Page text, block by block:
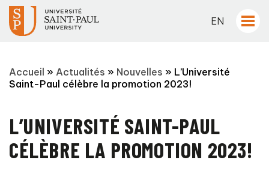
EN
Accueil » Actualités » Nouvelles » L’Université
Saint-Paul célèbre la promotion 2023!
L’UNIVERSITÉ SAINT-PAUL
CÉLÈBRE LA PROMOTION 2023!